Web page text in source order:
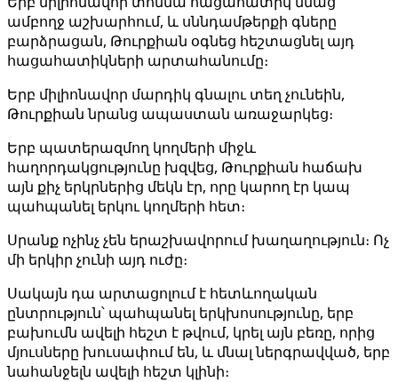
ամբողջ աշխարհում, և սննդամթերքի գները
բարձրացան, Թուրքիան օգնեց հեշտացնել այդ
հացահատիկների արտահանումը։
Երբ միլիոնավոր մարդիկ գնալու տեղ չունեին,
Թուրքիան նրանց ապաստան առաջարկեց։
Երբ պատերազմող կողմերի միջև
հաղորդակցությունը խզվեց, Թուրքիան հաճախ
այն քիչ երկրներից մեկն էր, որը կարող էր կապ
պահպանել երկու կողմերի հետ։
Սրանք ոչինչ չեն երաշխավորում խաղաղություն։ Ոչ
մի երկիր չունի այդ ուժը։
Սակայն դա արտացոլում է հետևողական
ընտրություն՝ պահպանել երկխոսությունը, երբ
բախումն ավելի հեշտ է թվում, կրել այն բեռը, որից
մյուսները խուսափում են, և մնալ ներգրավված, երբ
նահանջելն ավելի հեշտ կլինի։